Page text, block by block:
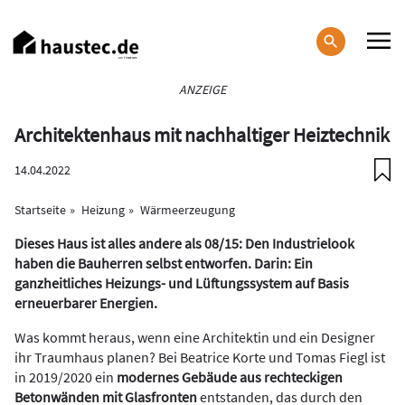
zum
Inhalt
ANZEIGE
Architektenhaus mit nachhaltiger Heiztechnik
14.04.2022
Startseite Heizung Wärmeerzeugung
Dieses Haus ist alles andere als 08/15: Den Industrielook
haben die Bauherren selbst entworfen. Darin: Ein
ganzheitliches Heizungs- und Lüftungssystem auf Basis
erneuerbarer Energien.
Was kommt heraus, wenn eine Architektin und ein Designer
ihr Traumhaus planen? Bei Beatrice Korte und Tomas Fiegl ist
in 2019/2020 ein modernes Gebäude aus rechteckigen
Betonwänden mit Glasfrontenentstanden, das durch den